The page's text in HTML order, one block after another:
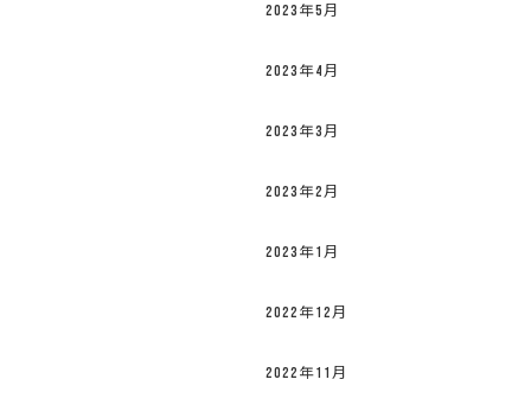
2023年5月
2023年4月
2023年3月
2023年2月
2023年1月
2022年12月
2022年11月